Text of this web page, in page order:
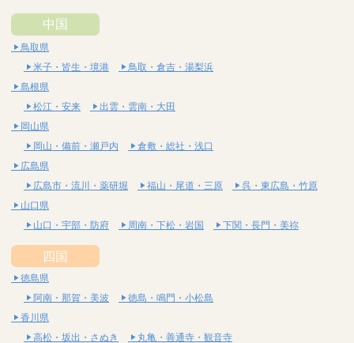
中国
鳥取県
米子・皆生・境港
鳥取・倉吉・湯梨浜
島根県
松江・安来
出雲・雲南・大田
岡山県
岡山・備前・瀬戸内
倉敷・総社・浅口
広島県
広島市・流川・薬研堀
福山・尾道・三原
呉・東広島・竹原
山口県
山口・宇部・防府
周南・下松・岩国 下関・長門・美祢
四国
徳島県
阿南・那賀・美波
徳島・鳴門・小松島
香川県
高松・坂出・さぬき
丸亀・善通寺・観音寺